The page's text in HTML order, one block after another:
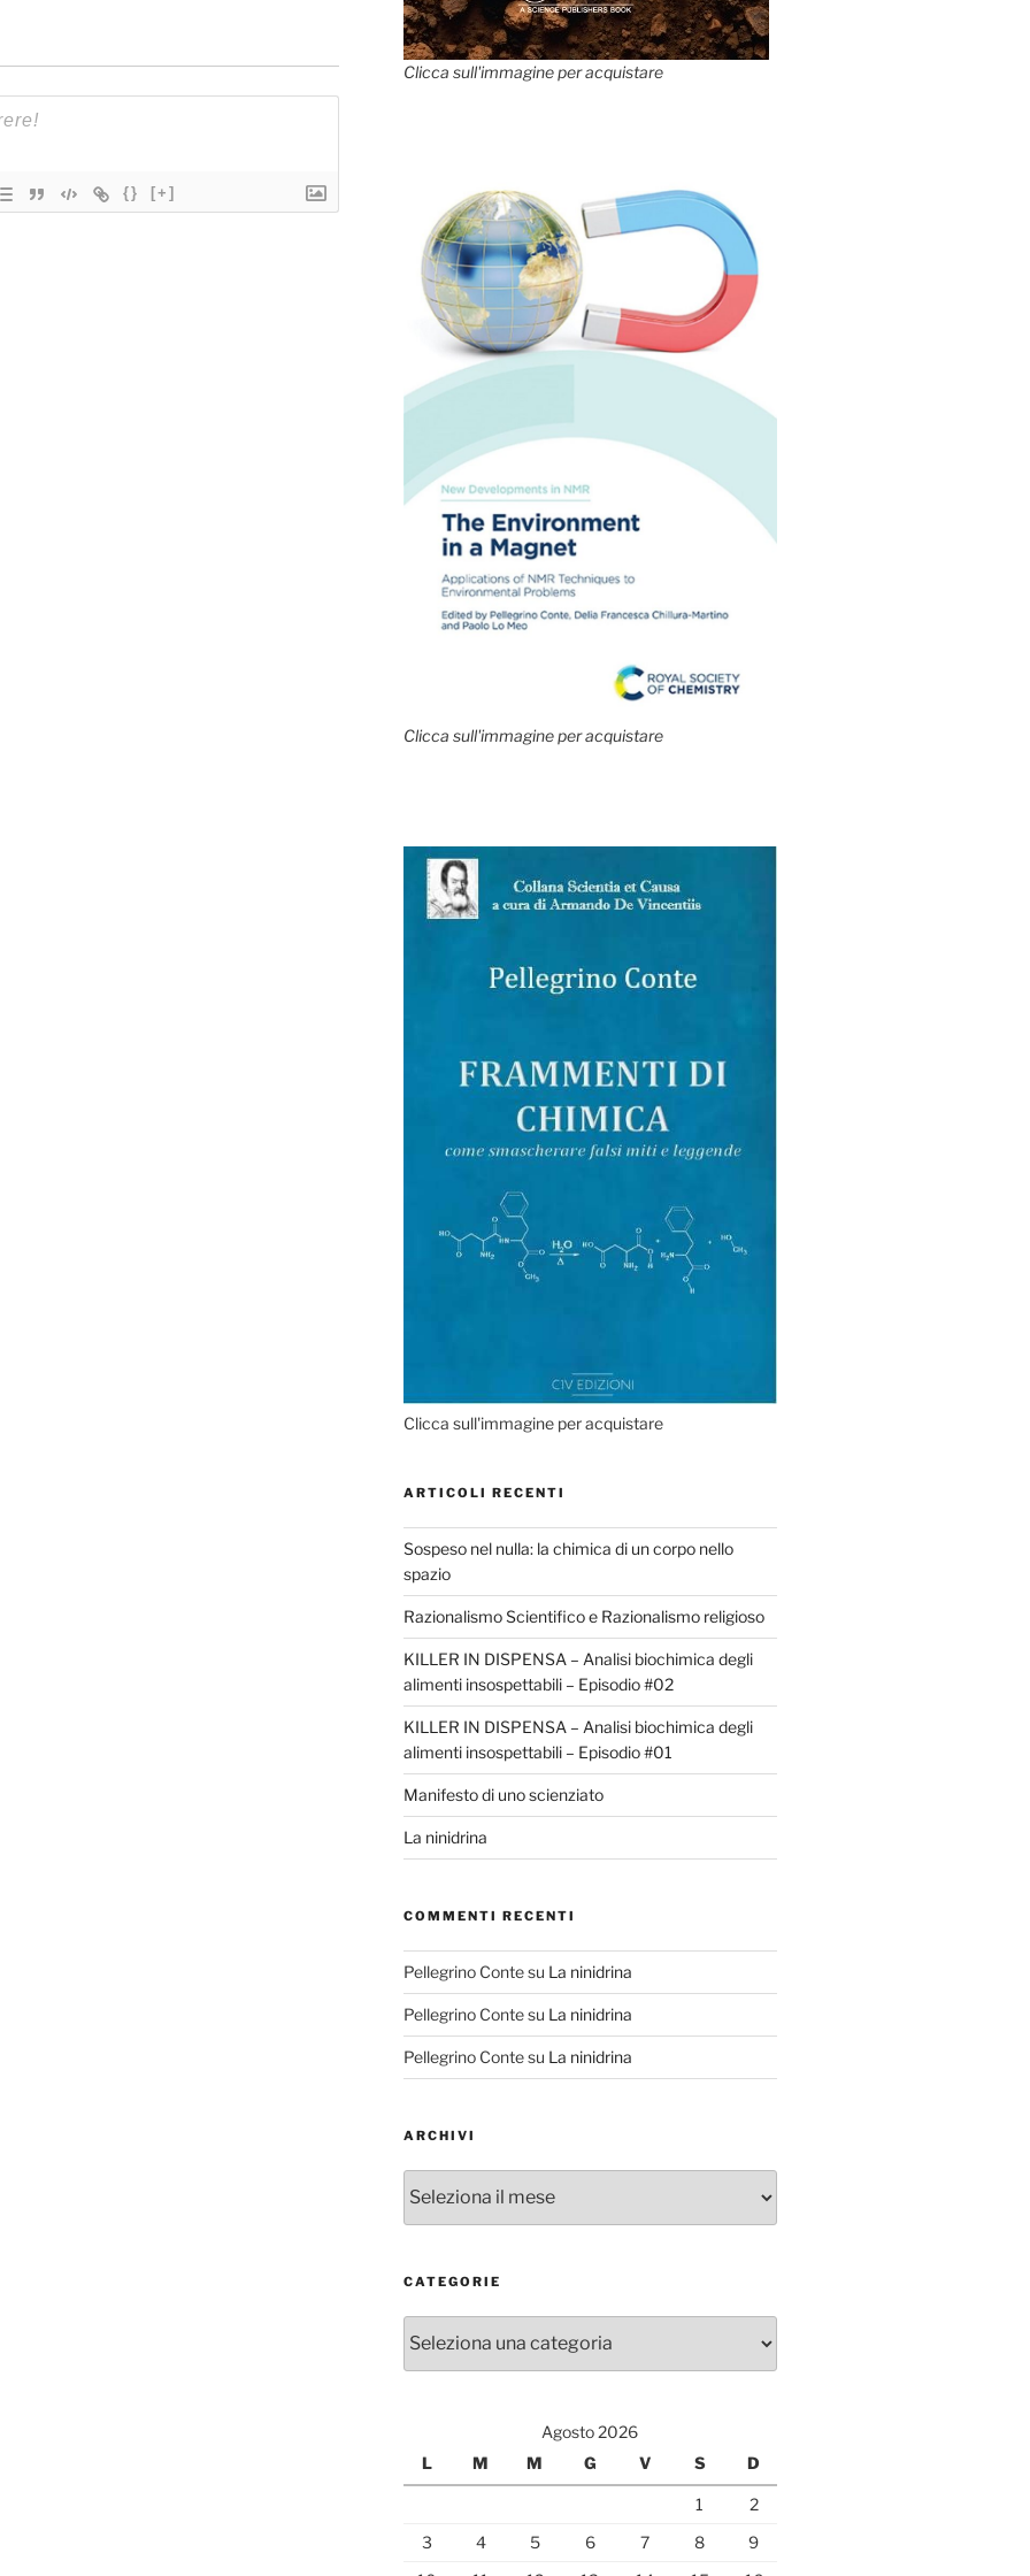
{} [+]
Clicca sull'immagine per acquistare
Clicca sull'immagine per acquistare
Clicca sull'immagine per acquistare
ARTICOLI RECENTI
Sospeso nel nulla: la chimica di un corpo nello
spazio
Razionalismo Scientifico e Razionalismo religioso
KILLER IN DISPENSA – Analisi biochimica degli
alimenti insospettabili – Episodio #02
KILLER IN DISPENSA – Analisi biochimica degli
alimenti insospettabili – Episodio #01
Manifesto di uno scienziato
La ninidrina
COMMENTI RECENTI
Pellegrino Contesu La ninidrina
Pellegrino Contesu La ninidrina
Pellegrino Contesu La ninidrina
ARCHIVI
CATEGORIE
Agosto 2026
L
M M G V S D
1
2
3
4 5 6 7 8
9